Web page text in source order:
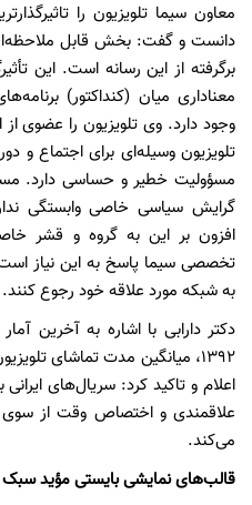
معاون سیما تلویزیون را
دانست و گفت: بخش قابل
برگرفته از این رسانه است. این
معناداری میان (کنداکتور)
وجود دارد. وی تلویزیون را عضوی
تلویزیون وسیله‌ای برای اجتماع
مسؤولیت خطیر و حساسی دارد.
گرایش سیاسی خاصی وابستگی
افزون بر این به گروه و قشر
تخصصی سیما پاسخ به این نیاز
به شبکه مورد علاقه خود رجوع کنند.
دکتر دارابی با اشاره به آخرین
1392، میانگین مدت تماشای
اعلام و تاکید کرد: سریال‌های
علاقمندی و اختصاص وقت از سوی
می‌کند.
قالب‌های نمایشی بایستی مؤید سبک